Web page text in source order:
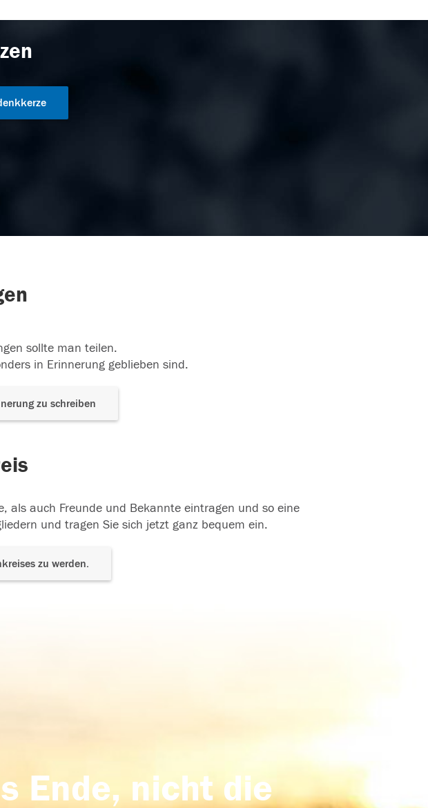
sollte man teilen.
in Erinnerung geblieben sind.
zu schreiben
als auch Freunde und Bekannte eintragen und so eine
und tragen Sie sich jetzt ganz bequem ein.
zu werden.
Ende, nicht die